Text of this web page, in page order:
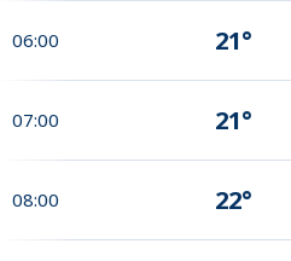
06:00 21°
07:00 21°
08:00 22°